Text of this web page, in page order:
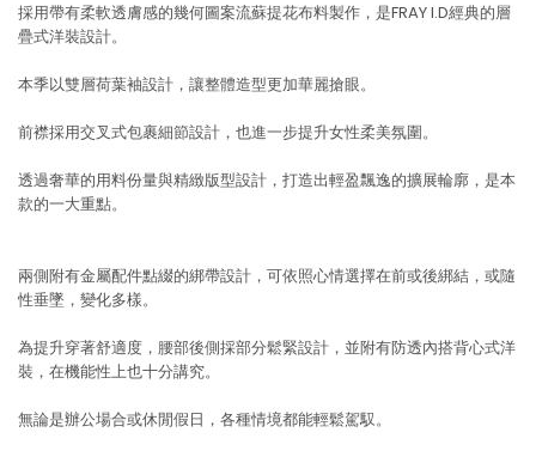
採用帶有柔軟透膚感的幾何圖案流蘇提花布料製作，是FRAY I.D經典的層
疊式洋裝設計。
本季以雙層荷葉袖設計，讓整體造型更加華麗搶眼。
前襟採用交叉式包裹細節設計，也進一步提升女性柔美氛圍。
透過奢華的用料份量與精緻版型設計，打造出輕盈飄逸的擴展輪廓，是本
款的一大重點。
兩側附有金屬配件點綴的綁帶設計，可依照心情選擇在前或後綁結，或隨
性垂墜，變化多樣。
為提升穿著舒適度，腰部後側採部分鬆緊設計，並附有防透內搭背心式洋
裝，在機能性上也十分講究。
無論是辦公場合或休閒假日，各種情境都能輕鬆駕馭。